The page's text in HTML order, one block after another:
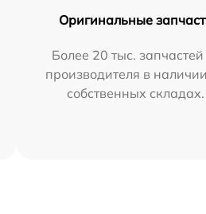
Оригинальные
Более 20 тыс. запчастей
производителя в
собственных складах.